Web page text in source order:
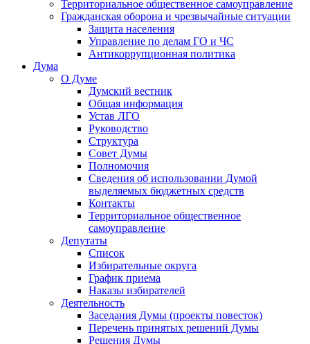
Территориальное общественное самоуправление
Гражданская оборона и чрезвычайные ситуации
Защита населения
Управление по делам ГО и ЧС
Антикоррупционная политика
Дума
О Думе
Думский вестник
Общая информация
Устав ЛГО
Руководство
Структура
Совет Думы
Полномочия
Сведения об использовании Думой
выделяемых бюджетных средств
Контакты
Территориальное общественное
самоуправление
Депутаты
Список
Избирательные округа
График приема
Наказы избирателей
Деятельность
Заседания Думы (проекты повесток)
Перечень принятых решений Думы
Решения Думы